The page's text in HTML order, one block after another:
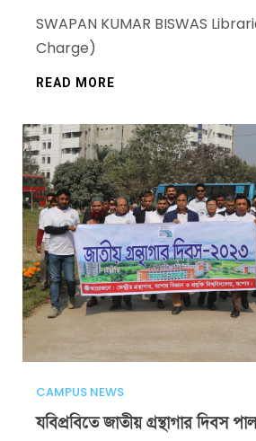
SWAPAN KUMAR BISWAS
Charge)
READ MORE
CAMPUS NEWS
যবিপ্রবিতে জাতীয় গ্রন্থাগার দিবস